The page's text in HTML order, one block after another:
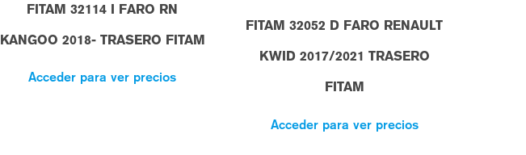
FITAM 32114 I FARO RN
KANGOO 2018- TRASERO FITAM
Acceder para ver precios
FITAM 32052 D FARO RENAULT
KWID 2017/2021 TRASERO
FITAM
Acceder para ver precios